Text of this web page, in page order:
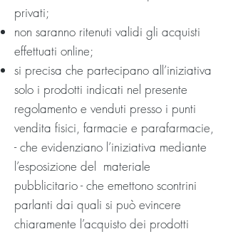
privati;
non saranno ritenuti validi gli acquisti
effettuati online;
si precisa che partecipano all’iniziativa
solo i prodotti indicati nel presente
regolamento e venduti presso i punti
vendita fisici, farmacie e parafarmacie,
- che evidenziano l’iniziativa mediante
l’esposizione del materiale
pubblicitario - che emettono scontrini
parlanti dai quali si può evincere
chiaramente l’acquisto dei prodotti